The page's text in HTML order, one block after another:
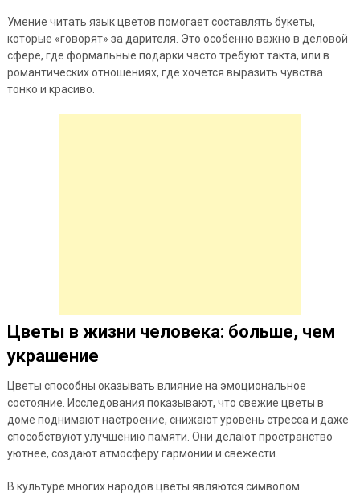
Умение читать язык цветов помогает составлять букеты,
которые «говорят» за дарителя. Это особенно важно в деловой
сфере, где формальные подарки часто требуют такта, или в
романтических отношениях, где хочется выразить чувства
тонко и красиво.
Цветы в жизни человека: больше, чем
украшение
Цветы способны оказывать влияние на эмоциональное
состояние. Исследования показывают, что свежие цветы в
доме поднимают настроение, снижают уровень стресса и даже
способствуют улучшению памяти. Они делают пространство
уютнее, создают атмосферу гармонии и свежести.
В культуре многих народов цветы являются символом